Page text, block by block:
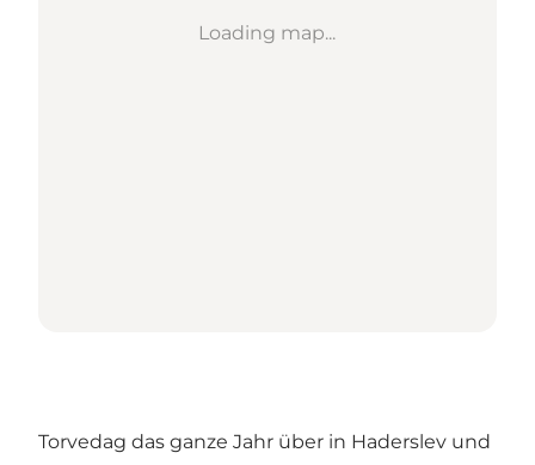
Loading map...
Torvedag das ganze Jahr über in Haderslev und